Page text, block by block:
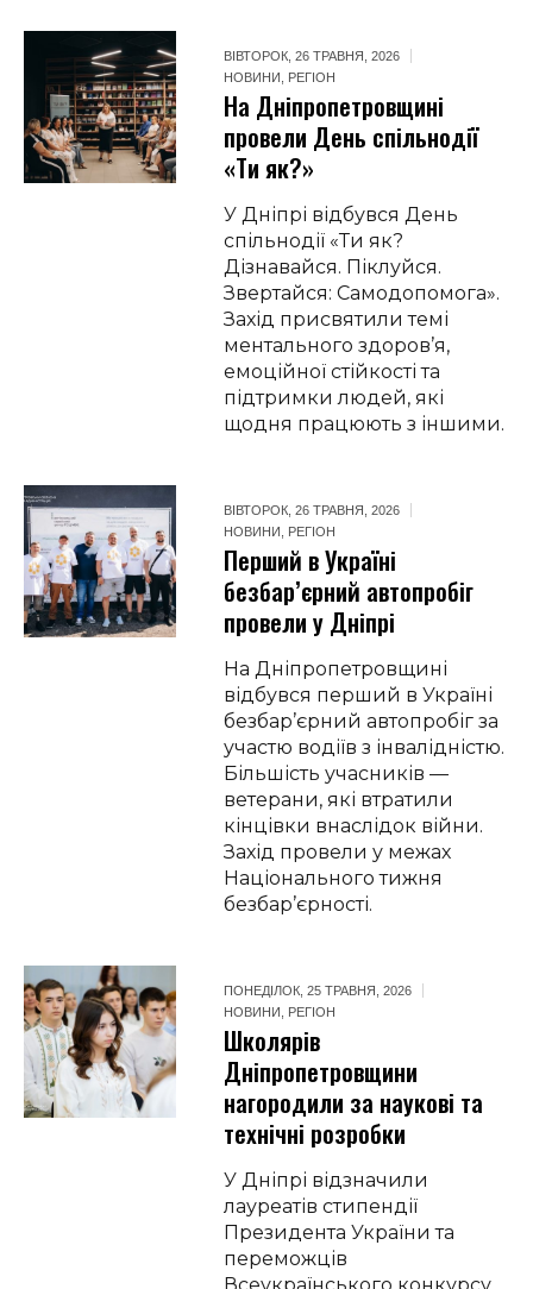
ВІВТОРОК, 26 ТРАВНЯ, 2026
НОВИНИ
РЕГІОН
На Дніпропетровщині
провели День спільнодії
«Ти як?»
У Дніпрі відбувся День
спільнодії «Ти як?
Дізнавайся. Піклуйся.
Звертайся: Самодопомога».
Захід присвятили темі
ментального здоров’я,
емоційної стійкості та
підтримки людей, які
щодня працюють з іншими.
ВІВТОРОК, 26 ТРАВНЯ, 2026
НОВИНИ
РЕГІОН
Перший в Україні
безбар’єрний автопробіг
провели у Дніпрі
На Дніпропетровщині
відбувся перший в Україні
безбар’єрний автопробіг за
участю водіїв з інвалідністю.
Більшість учасників —
ветерани, які втратили
кінцівки внаслідок війни.
Захід провели у межах
Національного тижня
безбар’єрності.
ПОНЕДІЛОК, 25 ТРАВНЯ, 2026
НОВИНИ
РЕГІОН
Школярів
Дніпропетровщини
нагородили за наукові та
технічні розробки
У Дніпрі відзначили
лауреатів стипендії
Президента України та
переможців